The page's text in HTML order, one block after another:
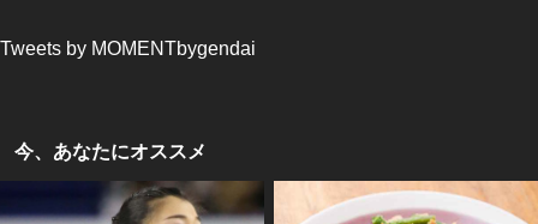
Tweets by MOMENTbygendai
今、あなたにオススメ